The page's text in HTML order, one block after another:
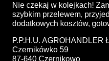
Nie czekaj w kolejkach!
szybkim przelewem,
dodatkowych kosztów,
P.P.H.U. AGROHANDLER
Czernikówko 59
87-640 Czernikowo